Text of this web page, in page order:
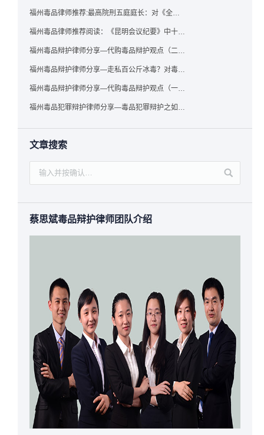
福州毒品律师推荐:最高院刑五庭庭长：对《全国法院毒品案件审判工作会议纪要》的理解与适用
福州毒品律师推荐阅读：《昆明会议纪要》中十个“意想不到”的规定
福州毒品辩护律师分享—代购毒品辩护观点（二）——“牟利”之辩
福州毒品辩护律师分享—走私百公斤冰毒？对毒品缺失型走私毒品罪案件，该如何有效辩护
福州毒品辩护律师分享—代购毒品辩护观点（一）——“真假”之辩
福州毒品犯罪辩护律师分享—毒品犯罪辩护之如何提炼言辞证据
文章搜索
蔡思斌毒品辩护律师团队介绍